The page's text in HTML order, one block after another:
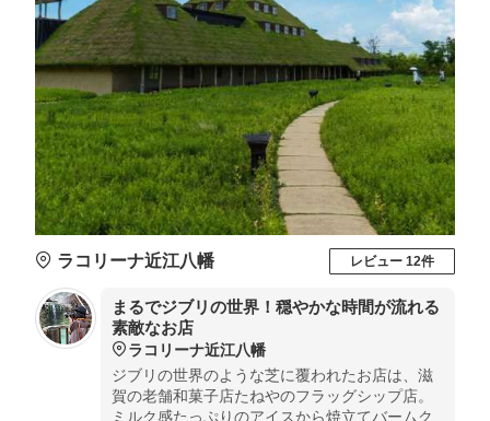
ラコリーナ近江八幡 レビュー 12件
まるでジブリの世界！穏やかな時間が流れる
素敵なお店
ラコリーナ近江八幡
ジブリの世界のような芝に覆われたお店は、滋
賀の老舗和菓子店たねやのフラッグシップ店。
ミルク感たっぷりのアイスから焼立てバームク